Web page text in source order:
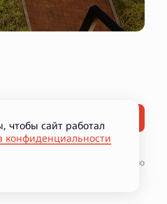
Разработано
чтобы сайт работал
конфиденциальности